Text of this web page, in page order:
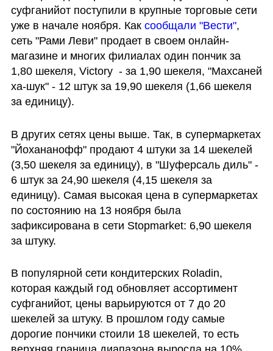
суфганийот поступили в крупные торговые сети
уже в начале ноября. Как сообщали "Вести",
сеть "Рами Леви" продает в своем онлайн-
магазине и многих филиалах один пончик за
1,80 шекеля, Victory  - за 1,90 шекеля, "Махсаней
ха-шук" - 12 штук за 19,90 шекеля (1,66 шекеля
за единицу).
В других сетях цены выше. Так, в супермаркетах
"Йохананофф" продают 4 штуки за 14 шекелей
(3,50 шекеля за единицу), в "Шуферсаль диль" -
6 штук за 24,90 шекеля (4,15 шекеля за
единицу). Самая высокая цена в супермаркетах
по состоянию на 13 ноября была
зафиксирована в сети Stopmarket: 6,90 шекеля
за штуку.
В популярной сети кондитерских Roladin,
которая каждый год обновляет ассортимент
суфганийот, цены варьируются от 7 до 20
шекелей за штуку. В прошлом году самые
дорогие пончики стоили 18 шекелей, то есть